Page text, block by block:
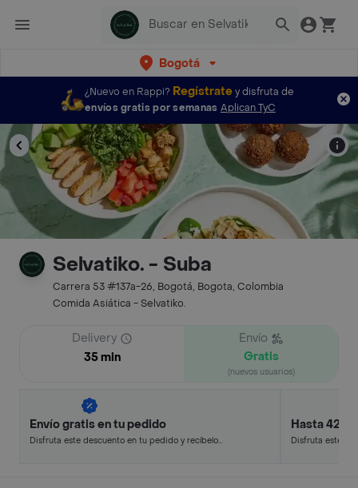
Bogotá
¿Nuevo en Rappi? Regístratey disfruta de
envíos gratis por semanas Aplican TyC
Selvatiko. - Suba
Carrera 53 #137a-26, Bogotá, Bogota, Colombia
Comida Asiática - Selvatiko.
Delivery
35 min
Envío
Gratis
(nuevos usuarios)
Envío gratis en tu pedido
Disfruta este descuento en tu pedido y recíbelo
Hasta 42%
Disfruta este